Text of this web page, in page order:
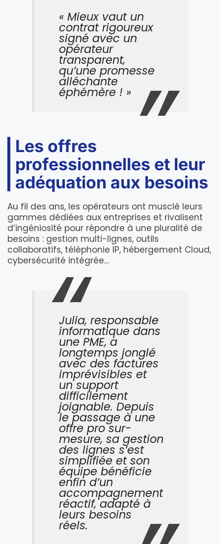
« Mieux vaut un
contrat rigoureux
signé avec un
opérateur
transparent,
qu’une promesse
alléchante
éphémère ! »
Les offres
professionnelles et leur
adéquation aux besoins
Au fil des ans, les opérateurs ont musclé leurs
gammes dédiées aux entreprises et rivalisent
d’ingéniosité pour répondre à une pluralité de
besoins : gestion multi-lignes, outils
collaboratifs, téléphonie IP, hébergement Cloud,
cybersécurité intégrée…
Julia, responsable
informatique dans
une PME, a
longtemps jonglé
avec des factures
imprévisibles et
un support
difficilement
joignable. Depuis
le passage à une
offre pro sur-
mesure, sa gestion
des lignes s’est
simplifiée et son
équipe bénéficie
enfin d’un
accompagnement
réactif, adapté à
leurs besoins
réels.